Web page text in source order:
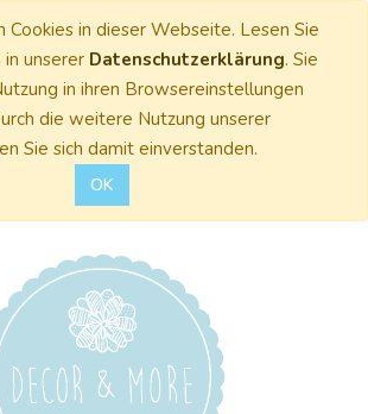
in dieser Webseite. Lesen Sie
unserer Datenschutzerklärung. Sie
in ihren Browsereinstellungen
die weitere Nutzung unserer
Sie sich damit einverstanden.
OK